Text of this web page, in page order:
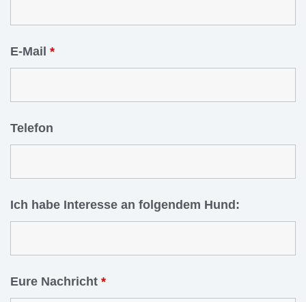
E-Mail *
Telefon
Ich habe Interesse an folgendem Hund:
Eure Nachricht *